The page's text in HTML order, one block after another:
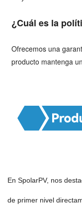
¿Cuál es la
Ofrecemos una
producto mantenga
En SpolarPV, nos
de primer nivel